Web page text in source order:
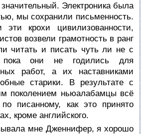
Электроника была
мы сохранили письменность.
эти крохи цивилизованности,
возвели грамотность в ранг
читать и писать чуть ли не с
пока они не годились для
работ, а их наставниками
старики. В результате с
поколением ньюалабамцы всё
писанному, как это принято
кроме английского.
мне Дженнифер, я хорошо